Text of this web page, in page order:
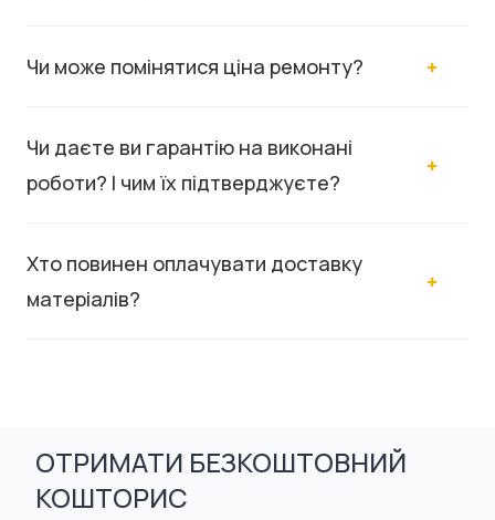
Чи може помінятися ціна ремонту?
Чи даєте ви гарантію на виконані
роботи? І чим їх підтверджуєте?
Хто повинен оплачувати доставку
матеріалів?
ОТРИМАТИ БЕЗКОШТОВНИЙ
КОШТОРИС